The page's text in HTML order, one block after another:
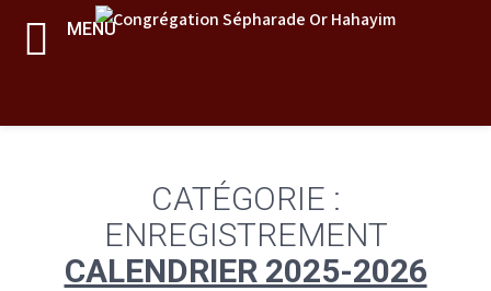
CATÉGORIE :
ENREGISTREMENT
CALENDRIER 2025-2026
MENU